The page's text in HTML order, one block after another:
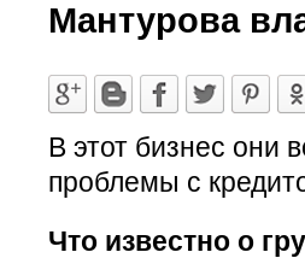
Мантурова
В этот бизнес они
проблемы с
Что известно о